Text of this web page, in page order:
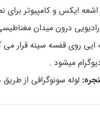
اشعه ایکس و کامپیوتر
رادیویی درون میدان
ایی روی قفسه سینه قرار
میشود .
لوله سونوگرافی از